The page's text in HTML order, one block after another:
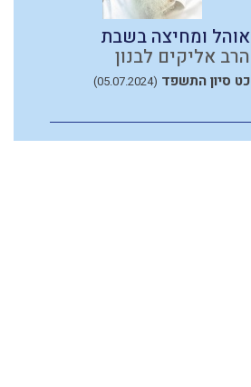
אוהל ומחיצה בשבת
הרב אליקים לבנון
כט סיון התשפד (05.07.2024)